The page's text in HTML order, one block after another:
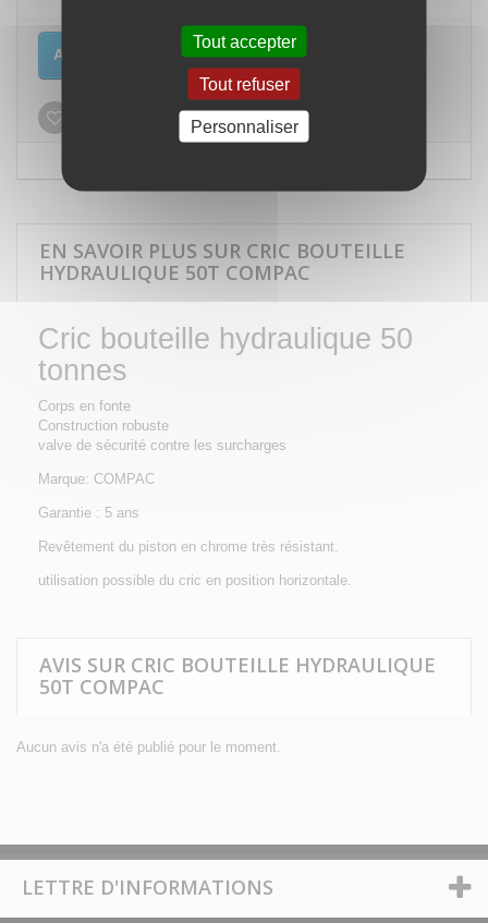
Tout accepter
Tout refuser
Personnaliser
Ajouter au panier
Ajouter à ma liste d'envies
EN SAVOIR PLUS SUR CRIC BOUTEILLE
HYDRAULIQUE 50T COMPAC
Cric bouteille hydraulique 50
tonnes
Corps en fonte
Construction robuste
valve de sécurité contre les surcharges
Marque: COMPAC
Garantie : 5 ans
Revêtement du piston en chrome très résistant.
utilisation possible du cric en position horizontale.
AVIS SUR CRIC BOUTEILLE HYDRAULIQUE
50T COMPAC
Aucun avis n'a été publié pour le moment.
LETTRE D'INFORMATIONS